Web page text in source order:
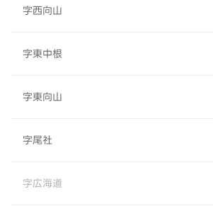
字西向山
字東中根
字東向山
字尾社
字広海道